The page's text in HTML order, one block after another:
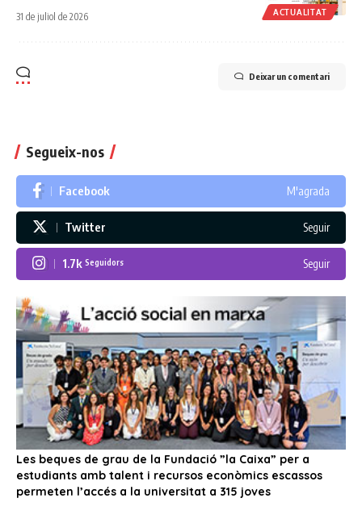
ACTUALITAT
31 de juliol de 2026
Deixar un comentari
Segueix-nos
Facebook M'agrada
Twitter Seguir
1.7k Seguidors Seguir